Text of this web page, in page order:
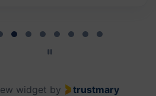
widget by trustmary